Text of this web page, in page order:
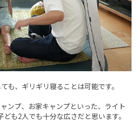
も、ギリギリ寝ることは可能です。
ンプ、お家キャンプといった、ライト
も2人でも十分な広さだと思います。